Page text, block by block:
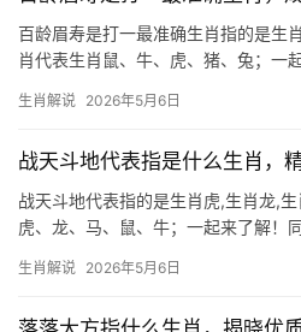
百龄眉寿是打一最准确生肖指的是生
肖代表生肖鼠、牛、虎、猪、兔；一
将其拆解为生肖谜题，“眉寿”二字暗
生肖解说 2026年5月6日
战天斗地代表指是什么生肖，
战天斗地代表指的是生肖虎,生肖龙,
虎、龙、马、鼠、牛；一起来了解！
与生肖虎的性情极为契合，虎为百兽
生肖解说 2026年5月6日